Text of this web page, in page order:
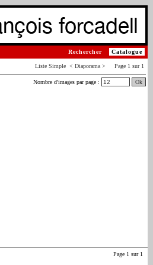
Catalogue
Rechercher
Liste Simple < Diaporama > Page 1 sur 1
Nombre d'images par page : Ok
Page 1 sur 1